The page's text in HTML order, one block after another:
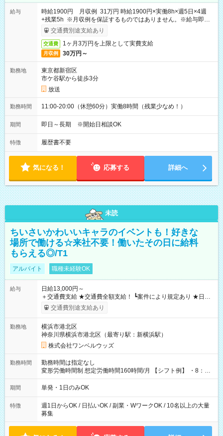
給与
時給1900円 月収例 31万円 時給1900円×実働8h×週5日×4週
+残業5h ※月収例を保証するものではありません。※給与即受
取りサービス利用可（利用条件有）
交通費別途支給あり
交通費 1ヶ月3万円を上限として実費支給
月収例 30万円～
勤務地
東京都新宿区
市ケ谷駅から徒歩3分
放送
勤務時間 11:00-20:00（休憩60分）実働8時間（残業少なめ！）
期間 即日～長期 ※開始日相談OK
特徴 履歴書不要
気になる！ 応募する 詳細へ
未読
ちいさいかわいいキャラのイベントも！好きな
場所で働ける☆来社不要！働いたその日に給料
もらえる◎/T1
アルバイト 職種未経験OK
給与
日給13,000円～
＋交通費支給 ★交通費全額支給！ ┗案件により規定あり ★日払
いOK！（規定あり） ┗働いたその日に現金GET♪ お仕事後はコ
ンビニATMから 日払い分を引き落とせます！ 【試用期間】試
交通費別途支給あり
勤務地
横浜市港北区
神奈川県横浜市港北区（最寄り駅：新横浜駅）
株式会社ワンベルウッズ
勤務時間
勤務時間は指定なし
変形労働時間制 想定労働時間160時間/月 【シフト例】 ・8：00
～21：00
期間 単発・1日のみOK
特徴
週1日からOK / 日払いOK / 副業・WワークOK / 10名以上の大量
募集